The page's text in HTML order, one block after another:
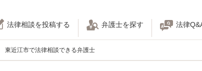
法律相談を投稿する 弁護士を探す 法律
東近江市で法律相談できる弁護士